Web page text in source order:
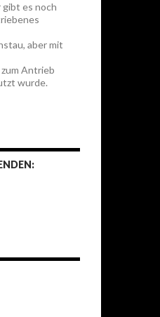
es noch
aber mit
Antrieb
wurde.